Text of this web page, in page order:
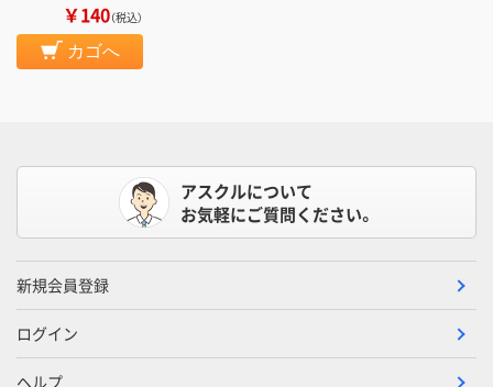
￥140（税込）
カゴへ
アスクルについて
お気軽にご質問ください。
新規会員登録
ログイン
ヘルプ